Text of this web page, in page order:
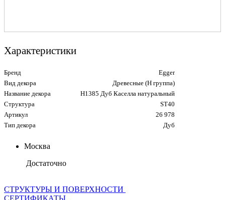
Характеристики
Бренд
Egger
Вид декора
Древесные (Н группа)
Название декора
H1385 Дуб Каселла натуральный
Структура
ST40
Артикул
26 978
Тип декора
Дуб
Москва
Достаточно
СТРУКТУРЫ И ПОВЕРХНОСТИ
СЕРТИФИКАТЫ